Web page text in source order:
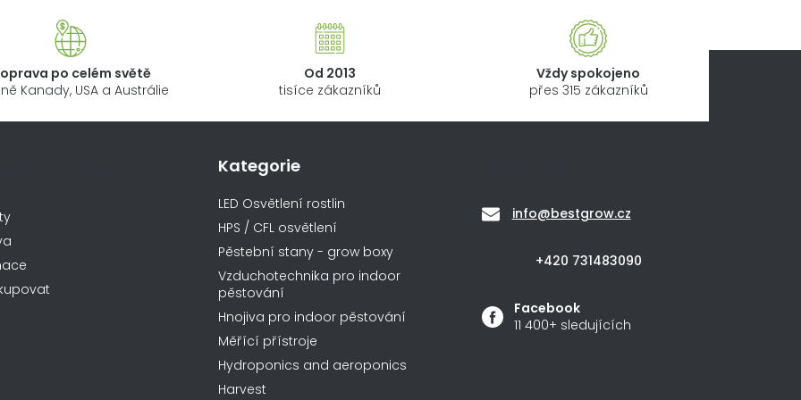
po celém světě
Kanady, USA a Austrálie
Od 2013
tisíce zákazníků
Vždy spokojeno
přes 315 zákazníků
Kategorie
LED Osvětlení rostlin
HPS / CFL osvětlení
Pěstební stany - grow boxy
Vzduchotechnika pro indoor
pěstování
Hnojiva pro indoor pěstování
Měřící přístroje
Hydroponics and aeroponics
Harvest
info@bestgrow.cz
+420 731483090
Facebook
11 400+ sledujících